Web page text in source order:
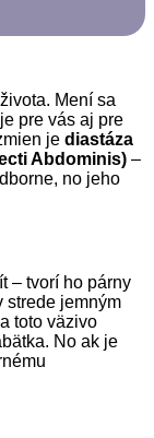
Mení sa
pre vás aj pre
je diastáza
Abdominis) –
no jeho
– tvorí ho párny
strede jemným
toto väzivo
No ak je